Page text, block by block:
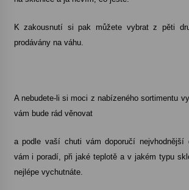
K zakousnutí si pak můžete vybrat z pěti
prodávány na váhu.
A nebudete-li si moci z nabízeného sortimentu
vám bude rád věnovat
a podle vaší chuti vám doporučí nejvhodnější
vám i poradí, při jaké teplotě a v jakém typu
nejlépe vychutnáte.